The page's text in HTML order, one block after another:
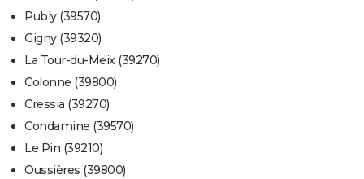
Publy (39570)
Gigny (39320)
La Tour-du-Meix (39270)
Colonne (39800)
Cressia (39270)
Condamine (39570)
Le Pin (39210)
Oussières (39800)